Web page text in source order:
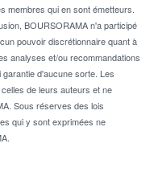
membres qui en sont émetteurs.
BOURSORAMA n'a participé
pouvoir discrétionnaire quant à
analyses et/ou recommandations
d'aucune sorte. Les
de leurs auteurs et ne
Sous réserves des lois
qui y sont exprimées ne